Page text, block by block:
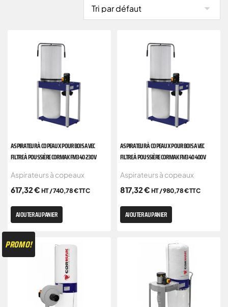
ASPIRATEUR À COPEAUX POUR BOIS AVEC
FILTRE À POUSSIÈRE CORMAK FM340 230V
Aspirateurs à copeaux
617,32€ HT /740,78€TTC
AJOUTER AU PANIER
ASPIRATEUR À COPEAUX POUR BOIS AVEC
FILTRE À POUSSIÈRE CORMAK FM340 400V
Aspirateurs à copeaux
817,32€ HT /980,78€TTC
AJOUTER AU PANIER
PROMO!